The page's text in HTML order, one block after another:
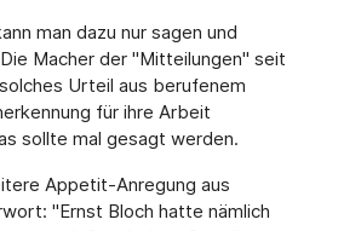
man dazu nur sagen und
Macher der "Mitteilungen" seit
Urteil aus berufenem
für ihre Arbeit
sollte mal gesagt werden.
Appetit-Anregung aus
"Ernst Bloch hatte nämlich